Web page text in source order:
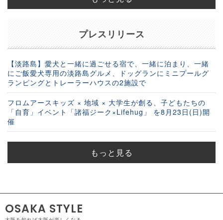
プレスリリース
【淡路島】愛犬と一緒に過ごせる宿で、一緒に泊まり、一緒
にご飯愛犬専用の淡路島グルメ、ドッグランにミニプールグ
ランピングとトレーラーハウスの2施設で
フロムアースキッズ × 地域 × 大学生が創る、子どもたちの
「自育」イベント「諸福ジーク×Lifehug」 を8月23日(日)開
催
もっと見る
OSAKA STYLE